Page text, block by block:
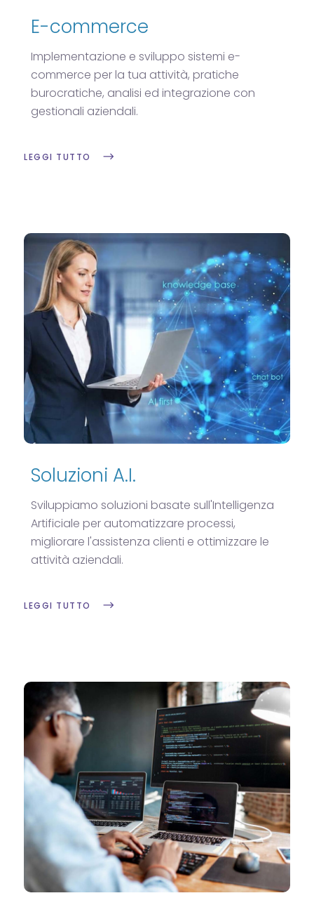
E-commerce
Implementazione e sviluppo sistemi e-
commerce per la tua attività, pratiche
burocratiche, analisi ed integrazione con
gestionali aziendali.
LEGGI TUTTO
Soluzioni A.I.
Sviluppiamo soluzioni basate sull'Intelligenza
Artificiale per automatizzare processi,
migliorare l'assistenza clienti e ottimizzare le
attività aziendali.
LEGGI TUTTO